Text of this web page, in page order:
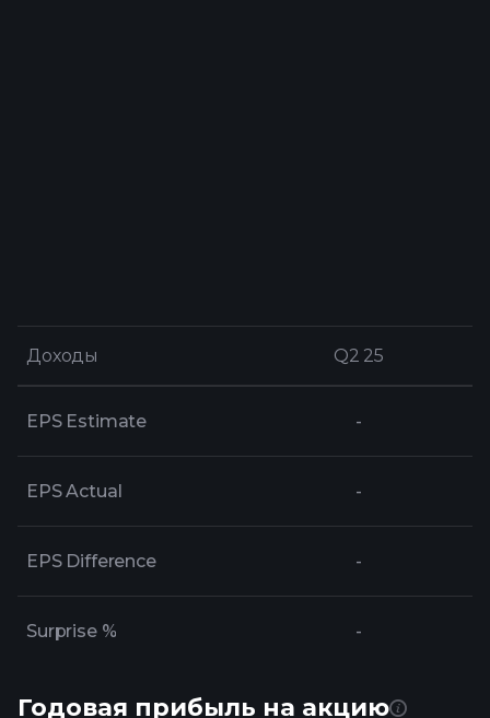
Доходы Q2 25
Доходы Q2 25
EPS Estimate -
EPS Actual -
EPS Difference -
Surprise % -
Годовая прибыль на акцию